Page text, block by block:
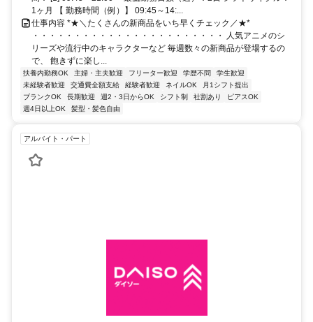
1ヶ月 【 勤務時間（例）】 09:45～14:...
仕事内容 *★＼たくさんの新商品をいち早くチェック／★*
・・・・・・・・・・・・・・・・・・・・・・・ 人気アニメのシ
リーズや流行中のキャラクターなど 毎週数々の新商品が登場するの
で、 飽きずに楽し...
扶養内勤務OK 主婦・主夫歓迎 フリーター歓迎 学歴不問
学生歓迎
未経験者歓迎
交通費全額支給 経験者歓迎 ネイルOK
月1シフト提出
ブランクOK
長期歓迎 週2・3日からOK シフト制 社割あり
ピアスOK
週4日以上OK
髪型・髪色自由
アルバイト・パート